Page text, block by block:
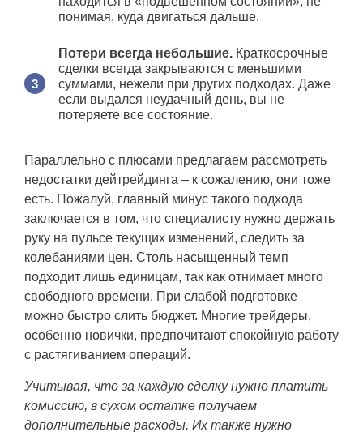
понимая, куда двигаться дальше.
Потери всегда небольшие. Краткосрочные
сделки всегда закрываются с меньшими
суммами, нежели при других подходах. Даже
если выдался неудачный день, вы не
потеряете все состояние.
Параллельно с плюсами предлагаем рассмотреть
недостатки дейтрейдинга – к сожалению, они тоже
есть. Пожалуй, главный минус такого подхода
заключается в том, что специалисту нужно держать
руку на пульсе текущих изменений, следить за
колебаниями цен. Столь насыщенный темп
подходит лишь единицам, так как отнимает много
свободного времени. При слабой подготовке
можно быстро слить бюджет. Многие трейдеры,
особенно новички, предпочитают спокойную работу
с растягиванием операций.
Учитывая, что за каждую сделку нужно платить
комиссию, в сухом остатке получаем
дополнительные расходы. Их также нужно